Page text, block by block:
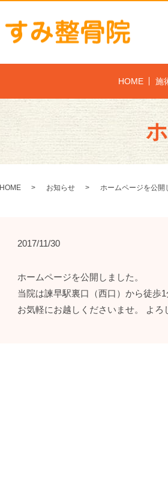
HOME 施
HOME お知らせ ホームページを公開
2017/11/30
ホームページを公開しました。
当院は諫早駅裏口（西口）から徒歩1
お気軽にお越しくださいませ。 よろ